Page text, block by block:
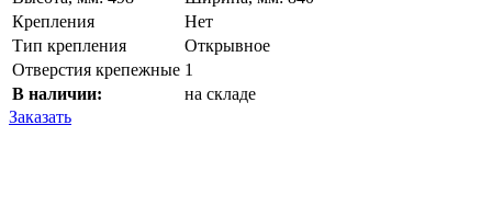
Крепления
Нет
Тип крепления
Открывное
Отверстия крепежные 1
В наличии:
на складе
Заказать